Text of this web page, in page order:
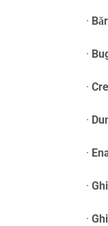
·
·
·
·
·
·
·